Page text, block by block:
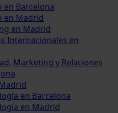
en Barcelona
en Madrid
en Madrid
Internacionales en
Marketing y Relaciones
en Barcelona
en Madrid